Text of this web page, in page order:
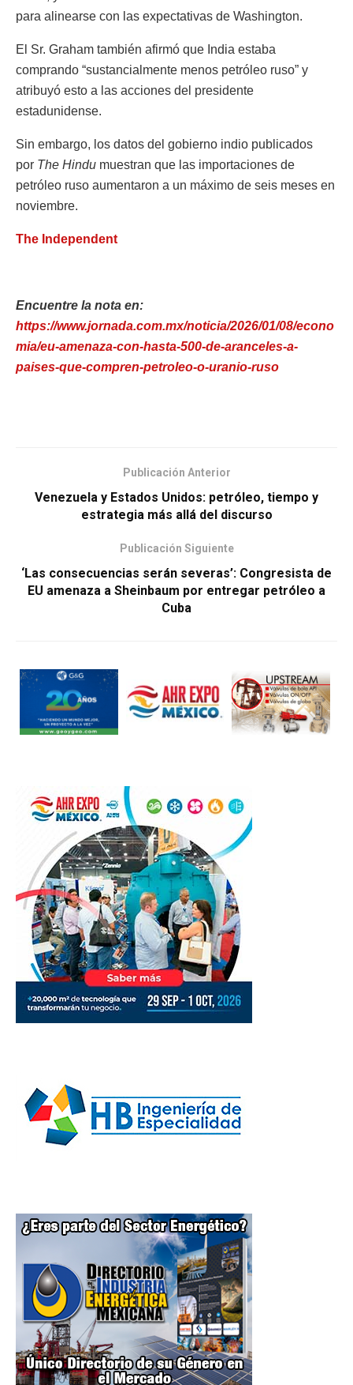
para alinearse con las expectativas de Washington.
El Sr. Graham también afirmó que India estaba
comprando “sustancialmente menos petróleo ruso” y
atribuyó esto a las acciones del presidente
estadunidense.
Sin embargo, los datos del gobierno indio publicados
por The Hindu muestran que las importaciones de
petróleo ruso aumentaron a un máximo de seis meses en
noviembre.
The Independent
Encuentre la nota en:
https://www.jornada.com.mx/noticia/2026/01/08/econo
mia/eu-amenaza-con-hasta-500-de-aranceles-a-
paises-que-compren-petroleo-o-uranio-ruso
Publicación Anterior
Venezuela y Estados Unidos: petróleo, tiempo y
estrategia más allá del discurso
Publicación Siguiente
‘Las consecuencias serán severas’: Congresista de
EU amenaza a Sheinbaum por entregar petróleo a
Cuba